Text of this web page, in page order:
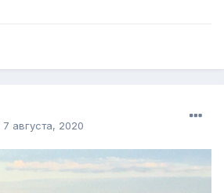
7 августа, 2020